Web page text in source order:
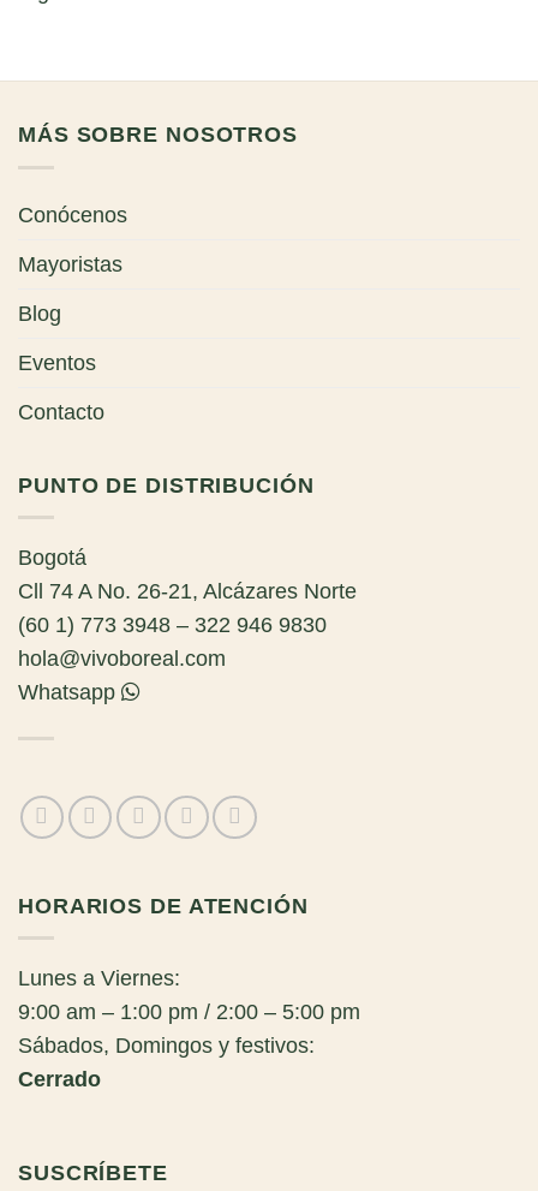
MÁS SOBRE NOSOTROS
Conócenos
Mayoristas
Blog
Eventos
Contacto
PUNTO DE DISTRIBUCIÓN
Bogotá
Cll 74 A No. 26-21, Alcázares Norte
(60 1) 773 3948 – 322 946 9830
hola@vivoboreal.com
Whatsapp
HORARIOS DE ATENCIÓN
Lunes a Viernes:
9:00 am – 1:00 pm / 2:00 – 5:00 pm
Sábados, Domingos y festivos:
Cerrado
SUSCRÍBETE